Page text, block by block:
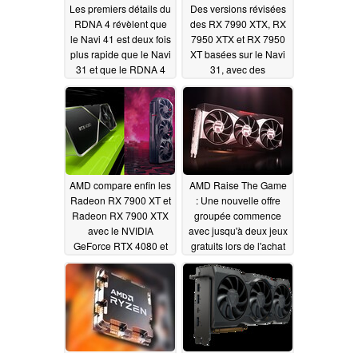
Les premiers détails du
RDNA 4 révèlent que
le Navi 41 est deux fois
plus rapide que le Navi
31 et que le RDNA 4
pourrait offrir des
performances de 50 à
60 % supérieures au
RDNA 312/19/2022
Des versions révisées
des RX 7990 XTX, RX
7950 XTX et RX 7950
XT basées sur le Navi
31, avec des
fréquences d'horloge
allant jusqu'à 3,6 GHz
et 3D V-Cache,
pourraient être en
préparation11/30/2022
AMD compare enfin les
Radeon RX 7900 XT et
Radeon RX 7900 XTX
avec le NVIDIA
GeForce RTX 4080 et
partage de nouveaux
benchmarks de jeux
11/16/2022
AMD Raise The Game
: Une nouvelle offre
groupée commence
avec jusqu'à deux jeux
gratuits lors de l'achat
de cartes graphiques
de la série Radeon RX
600011/11/2022